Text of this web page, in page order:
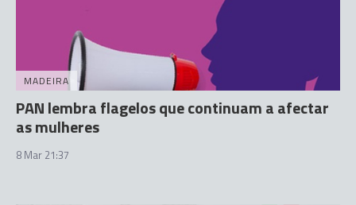
MADEIRA
PAN lembra flagelos que continuam a afectar
as mulheres
8 Mar 21:37